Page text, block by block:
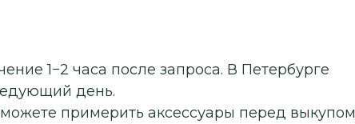
1−2 часа после запроса. В Петербурге
день.
примерить аксессуары перед выкупом